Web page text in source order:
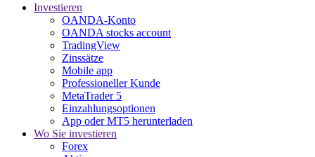
Investieren
OANDA-Konto
OANDA stocks account
TradingView
Zinssätze
Mobile app
Professioneller Kunde
MetaTrader 5
Einzahlungsoptionen
App oder MT5 herunterladen
Wo Sie investieren
Forex